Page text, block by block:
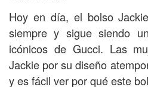
Hoy en día, el bolso
siempre y sigue siendo
icónicos de Gucci. Las
Jackie por su diseño
y es fácil ver por qué este